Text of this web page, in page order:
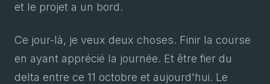
et le projet a un bord.
Ce jour-là, je veux deux choses. Finir la course
en ayant apprécié la journée. Et être fier du
delta entre ce 11 octobre et aujourd'hui. Le